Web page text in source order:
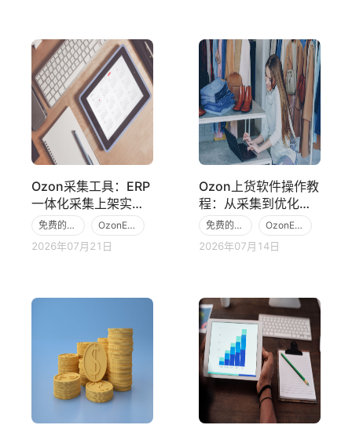
Ozon采集工具：ERP
一体化采集上架实操
教程
免费的跨境电商ERP OzonERP
Ozon
2026年07月21日
Ozon上货软件操作教
程：从采集到优化上
架全指南
免费的跨境电商ERP OzonERP
Ozon
2026年07月14日